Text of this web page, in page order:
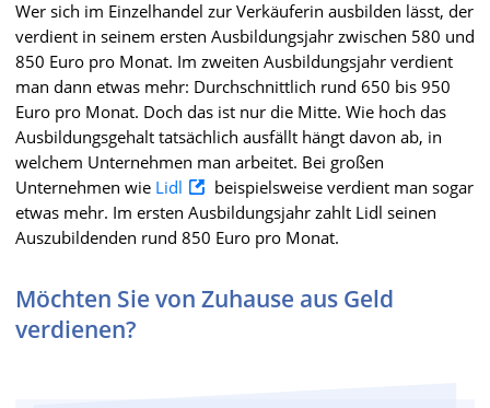
Wer sich im Einzelhandel zur Verkäuferin ausbilden lässt, der
verdient in seinem ersten Ausbildungsjahr zwischen 580 und
850 Euro pro Monat. Im zweiten Ausbildungsjahr verdient
man dann etwas mehr: Durchschnittlich rund 650 bis 950
Euro pro Monat. Doch das ist nur die Mitte. Wie hoch das
Ausbildungsgehalt tatsächlich ausfällt hängt davon ab, in
welchem Unternehmen man arbeitet. Bei großen
Unternehmen wie Lidl
beispielsweise verdient man sogar
etwas mehr. Im ersten Ausbildungsjahr zahlt Lidl seinen
Auszubildenden rund 850 Euro pro Monat.
Möchten Sie von Zuhause aus Geld
verdienen?